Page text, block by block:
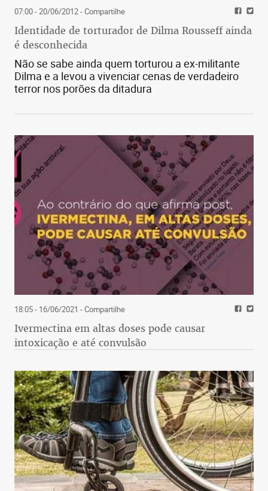
07:00 - 20/06/2012- Compartilhe
Identidade de torturador de Dilma Rousseff ainda
é desconhecida
Não se sabe ainda quem torturou a ex-militante
Dilma e a levou a vivenciar cenas de verdadeiro
terror nos porões da ditadura
18:05 - 16/06/2021 - Compartilhe
Ivermectina em altas doses pode causar
intoxicação e até convulsão